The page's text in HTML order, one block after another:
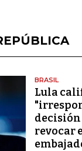
BRASIL
Lula
decisión
revocar